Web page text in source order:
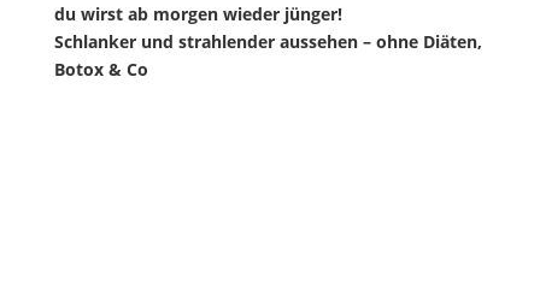
du wirst ab morgen wieder jünger!
Schlanker und strahlender aussehen – ohne Diäten,
Botox & Co